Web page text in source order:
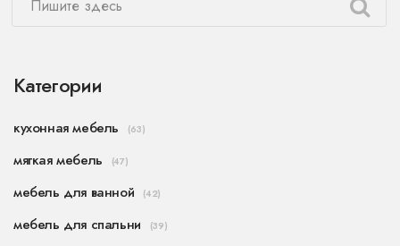
Категории
кухонная мебель (63)
мягкая мебель (47)
мебель для ванной (42)
мебель для спальни (39)